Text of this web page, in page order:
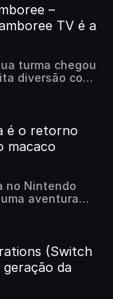
–
TV é a
turma chegou
diversão com
a
do
é o retorno
macaco
no Nintendo
aventura
(Switch
da